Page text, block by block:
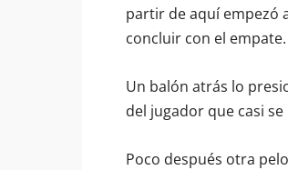
partir de aquí empezó
concluir con el empate.
Un balón atrás lo
del jugador que casi
Poco después otra